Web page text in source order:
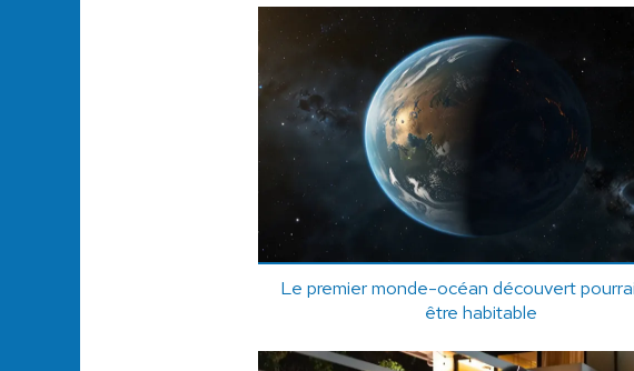
Le premier monde-océan découvert
être habitable